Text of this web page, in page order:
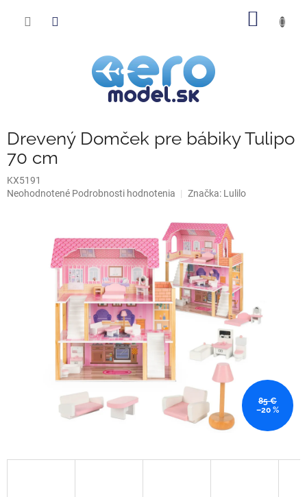
Drevený Domček pre bábiky Tulipo
70 cm
KX5191
Priemerné
Neohodnotené Podrobnosti hodnotenia Značka: Lulilo
85 €
–20 %